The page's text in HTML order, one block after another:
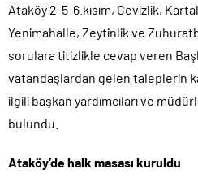
Ataköy 2-5-6.kısım, Cevizlik,
Yenimahalle, Zeytinlik ve
sorulara titizlikle cevap veren
vatandaşlardan gelen taleplerin
ilgili başkan yardımcıları ve
bulundu.
Ataköy’de halk masası kuruldu